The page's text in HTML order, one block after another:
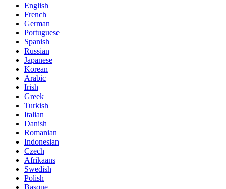
English
French
German
Portuguese
Spanish
Russian
Japanese
Korean
Arabic
Irish
Greek
Turkish
Italian
Danish
Romanian
Indonesian
Czech
Afrikaans
Swedish
Polish
Basque